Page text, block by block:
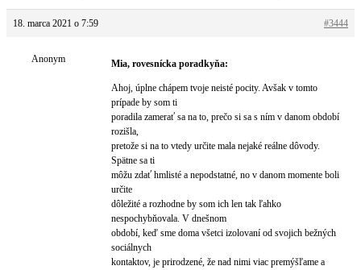
18. marca 2021 o 7:59 #3444
Anonym Mia, rovesnícka poradkyňa:
Ahoj, úplne chápem tvoje neisté pocity. Avšak v tomto
prípade by som ti
poradila zamerať sa na to, prečo si sa s ním v danom období
rozišla,
pretože si na to vtedy určite mala nejaké reálne dôvody.
Spätne sa ti
môžu zdať hmlisté a nepodstatné, no v danom momente boli
určite
dôležité a rozhodne by som ich len tak ľahko
nespochybňovala. V dnešnom
období, keď sme doma všetci izolovaní od svojich bežných
sociálnych
kontaktov, je prirodzené, že nad nimi viac premýšľame a